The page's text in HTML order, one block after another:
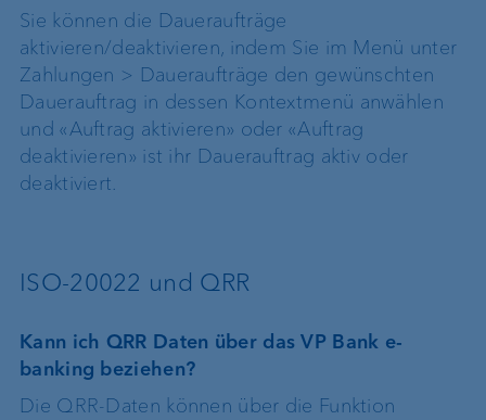
Sie können die Daueraufträge
aktivieren/deaktivieren, indem Sie im Menü unter
Zahlungen > Daueraufträge den gewünschten
Dauerauftrag in dessen Kontextmenü anwählen
und «Auftrag aktivieren» oder «Auftrag
deaktivieren» ist ihr Dauerauftrag aktiv oder
deaktiviert.
ISO-20022 und QRR
Kann ich QRR Daten über das VP Bank e-
banking beziehen?
Die QRR-Daten können über die Funktion